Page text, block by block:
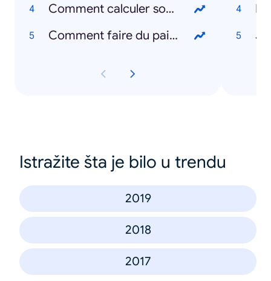
Comment calculer son IMC ?
Comment faire du pain ?
Istražite šta je bilo u trendu
2019
2018
2017